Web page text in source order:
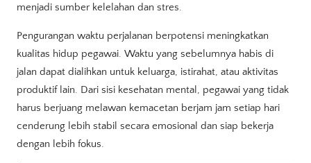
menjadi sumber kelelahan dan stres.
Pengurangan waktu perjalanan berpotensi meningkatkan
kualitas hidup pegawai. Waktu yang sebelumnya habis di
jalan dapat dialihkan untuk keluarga, istirahat, atau aktivitas
produktif lain. Dari sisi kesehatan mental, pegawai yang tidak
harus berjuang melawan kemacetan berjam jam setiap hari
cenderung lebih stabil secara emosional dan siap bekerja
dengan lebih fokus.